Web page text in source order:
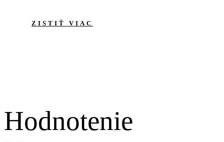
ZISTIŤ VIAC
Hodnotenie